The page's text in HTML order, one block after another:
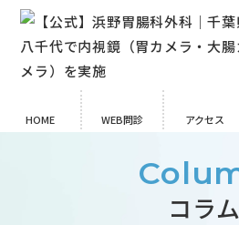
HOME WEB問診 アクセス
コラム